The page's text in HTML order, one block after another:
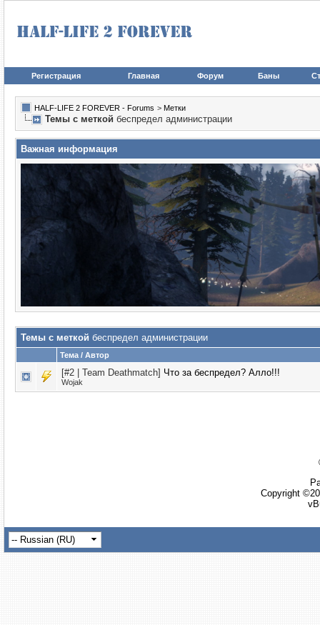
Регистрация Главная Форум Баны
HALF-LIFE 2 FOREVER - Forums > Метки
Темы с меткой беспредел администрации
Важная информация
Темы с меткой беспредел администрации
Тема / Автор
[#2 | Team Deathmatch] Что за беспредел? Алло!!!
Wojak
Copyright